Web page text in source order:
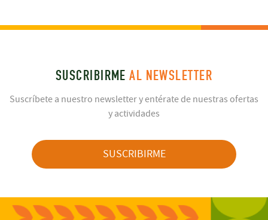
SUSCRIBIRMEAL NEWSLETTER
Suscríbete a nuestro newsletter y entérate de nuestras ofertas
y actividades
SUSCRIBIRME